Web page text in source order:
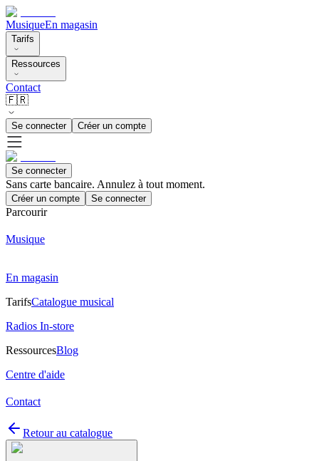
MusiqueEn magasin
Tarifs
Ressources
Contact
🇫🇷
Se connecter Créer un compte
Se connecter
Sans carte bancaire. Annulez à tout moment.
Créer un compte Se connecter
Parcourir
Musique
En magasin
TarifsCatalogue musical
Radios In-store
RessourcesBlog
Centre d'aide
Contact
Retour au catalogue